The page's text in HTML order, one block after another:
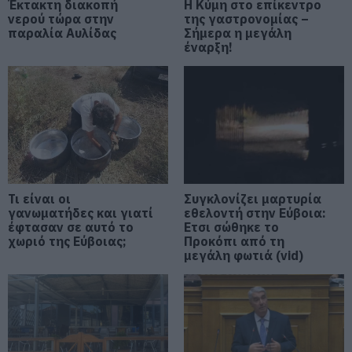
Μεταμόρφωση του Σωτήρος
07.08.2026 | 09:00
ρεύμα σήμερα στην Εύβοια
07.08.2026 | 08:45
Εορτολόγιο: Ποιοι γιορτάζουν
σήμερα, Παρασκευή 7 Αυγούστου
07.08.2026 | 08:30
Καιρός: Πάνω από 35 βαθμούς
σήμερα η θερμοκρασία στην
Εύβοια
07.08.2026 | 08:15
Εύβοια: Σήμερα το τελευταίο
αντίο στον 37χρονο που έχασε τη
ζωή του σε τροχαίο με
Έκτακτη διακοπή
νερού τώρα στην
παραλία Αυλίδας
Η Κύμη στο επίκεντρο
της γαστρονομίας –
Σήμερα η μεγάλη
έναρξη!
Τι είναι οι
γανωματήδες και γιατί
έφτασαν σε αυτό το
χωριό της Εύβοιας;
Συγκλονίζει μαρτυρία
εθελοντή στην Εύβοια:
Ετσι σώθηκε το
Προκόπι από τη
μεγάλη φωτιά (vid)